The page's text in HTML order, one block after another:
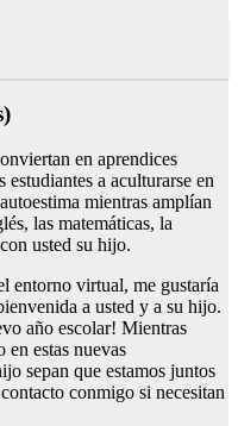
en aprendices
a aculturarse en
mientras amplían
las matemáticas, la
usted su hijo.
entorno virtual, me gustaría
a usted y a su hijo.
año escolar! Mientras
en estas nuevas
sepan que estamos juntos
conmigo si necesitan